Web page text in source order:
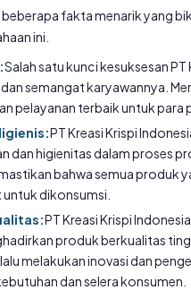
beberapa fakta menarik yang
ini.
Salah satu kunci kesuksesan PT
semangat karyawannya.
pelayanan terbaik untuk para
PT Kreasi Krispi
dan higienitas dalam proses
bahwa semua produk
dikonsumsi.
PT Kreasi Krispi
produk berkualitas
melakukan inovasi dan
dan selera konsumen.